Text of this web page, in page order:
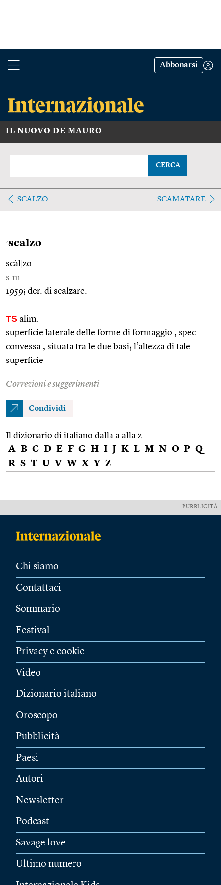
Abbonarsi
IL NUOVO DE MAURO
CERCA
SCALZO SCAMATARE
2scalzo
scàl zo
s.m.
1959; der. di scalzare.
TS alim.
superficie laterale delle forme di formaggio , spec.
convessa , situata tra le due basi; l’altezza di tale
superficie
Correzioni e suggerimenti
Condividi
Il dizionario di italiano dalla a alla z
A B C D E F G H I J K L M N O P Q
R S T U V W X Y Z
PUBBLICITÀ
Chi siamo
Contattaci
Sommario
Festival
Privacy e cookie
Video
Dizionario italiano
Oroscopo
Pubblicità
Paesi
Autori
Newsletter
Podcast
Savage love
Ultimo numero